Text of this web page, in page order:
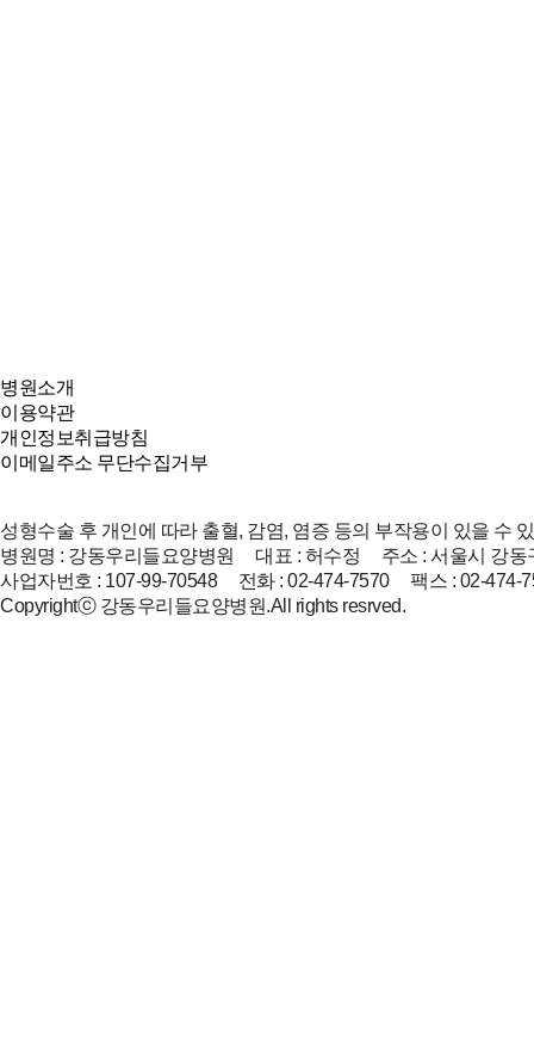
병원소개
이용약관
개인정보취급방침
이메일주소 무단수집거부
성형수술 후 개인에 따라 출혈, 감염, 염증 등의 부작용이 있을 수
병원명 : 강동우리들요양병원 대표 : 허수정 주소 : 서울시 강동
사업자번호 : 107-99-70548 전화 : 02-474-7570 팩스 : 02-474-
Copyrightⓒ 강동우리들요양병원.All rights resrved.